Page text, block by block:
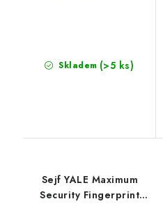
Skladem (>5 ks)
Sejf YALE Maximum
Security Fingerprint